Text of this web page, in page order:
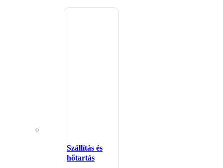
Szállítás és
hőtartás